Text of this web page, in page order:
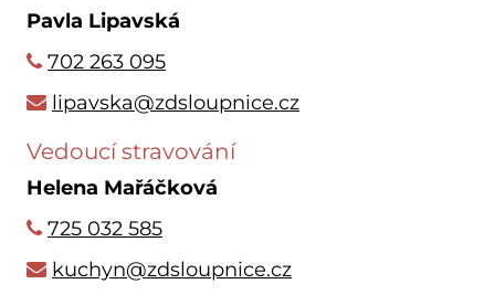
Pavla Lipavská
702 263 095
lipavska@zdsloupnice.cz
Vedoucí stravování
Helena Mařáčková
725 032 585
kuchyn@zdsloupnice.cz